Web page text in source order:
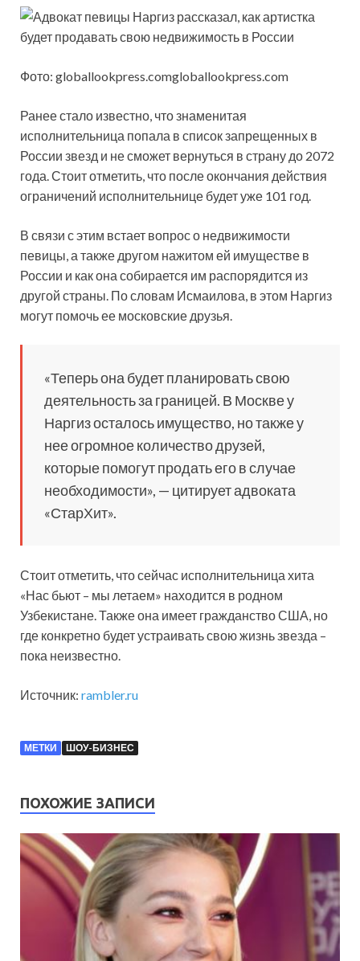
Фото: globallookpress.comgloballookpress.com
Ранее стало известно, что знаменитая
исполнительница попала в список запрещенных в
России звезд и не сможет вернуться в страну до 2072
года. Стоит отметить, что после окончания действия
ограничений исполнительнице будет уже 101 год.
В связи с этим встает вопрос о недвижимости
певицы, а также другом нажитом ей имуществе в
России и как она собирается им распорядится из
другой страны. По словам Исмаилова, в этом Наргиз
могут помочь ее московские друзья.
«Теперь она будет планировать свою
деятельность за границей. В Москве у
Наргиз осталось имущество, но также у
нее огромное количество друзей,
которые помогут продать его в случае
необходимости», — цитирует адвоката
«СтарХит».
Стоит отметить, что сейчас исполнительница хита
«Нас бьют – мы летаем» находится в родном
Узбекистане. Также она имеет гражданство США, но
где конкретно будет устраивать свою жизнь звезда –
пока неизвестно.
Источник: rambler.ru
МЕТКИ ШОУ-БИЗНЕС
ПОХОЖИЕ ЗАПИСИ